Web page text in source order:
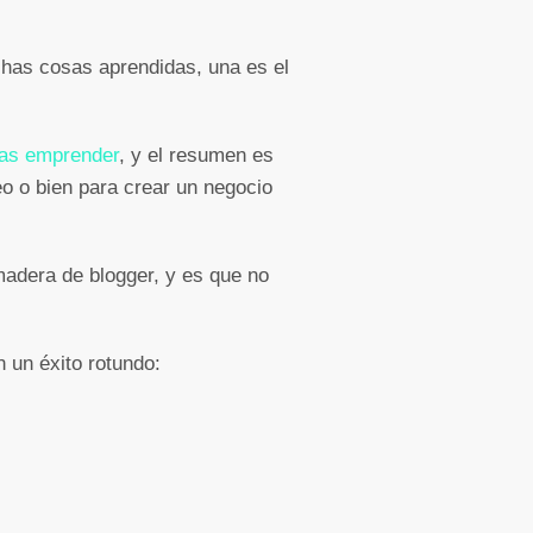
cosas aprendidas, una es el
emprender, y el resumen es
o bien para crear un negocio
de blogger, y es que no
un éxito rotundo: